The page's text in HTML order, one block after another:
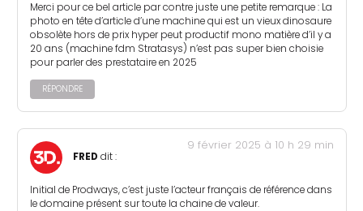
Merci pour ce bel article par contre juste une petite remarque : La
photo en tête d’article d’une machine qui est un vieux dinosaure
obsolète hors de prix hyper peut productif mono matière d’il y a
20 ans (machine fdm Stratasys) n’est pas super bien choisie
pour parler des prestataire en 2025
RÉPONDRE
FRED dit :
9 février 2025 à 10 h 29 min
Initial de Prodways, c’est juste l’acteur français de référence dans
le domaine présent sur toute la chaine de valeur.